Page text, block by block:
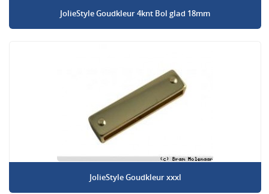
JolieStyle Goudkleur 4knt Bol glad 18mm
JolieStyle Goudkleur xxxl